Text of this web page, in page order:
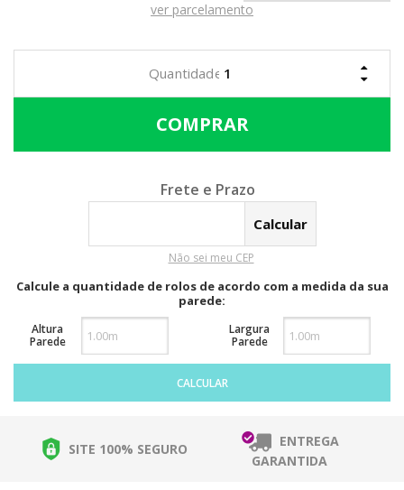
ver parcelamento
Calcular o Frete
Não sei meu CEP
Calcule a quantidade de rolos de acordo com a medida da sua
parede:
Altura
Parede
Largura
Parede
CALCULAR
SITE 100% SEGURO
ENTREGA
GARANTIDA